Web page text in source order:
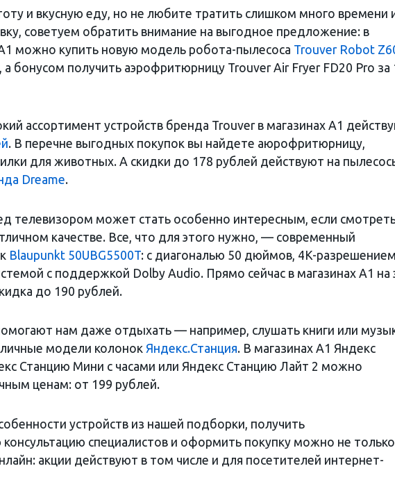
и вкусную еду, но не любите тратить слишком много времени
советуем обратить внимание на выгодное предложение: в
можно купить новую модель робота-пылесоса Trouver Robot
, а бонусом получить аэрофритюрницу Trouver Air Fryer FD20 Pro за
ассортимент устройств бренда Trouver в магазинах А1
. В перечне выгодных покупок вы найдете аюрофритюрницу,
для животных. А скидки до 178 рублей действуют на
Dreame.
телевизором может стать особенно интересным, если
качестве. Все, что для этого нужно, — современный
Blaupunkt 50UBG5500T: с диагональю 50 дюймов, 4K-
с поддержкой Dolby Audio. Прямо сейчас в магазинах А1 на
до 190 рублей.
нам даже отдыхать — например, слушать книги или
модели колонок Яндекс.Станция. В магазинах А1 Яндекс
Станцию Мини с часами или Яндекс Станцию Лайт 2 можно
ценам: от 199 рублей.
устройств из нашей подборки, получить
специалистов и оформить покупку можно не
акции действуют в том числе и для посетителей интернет-